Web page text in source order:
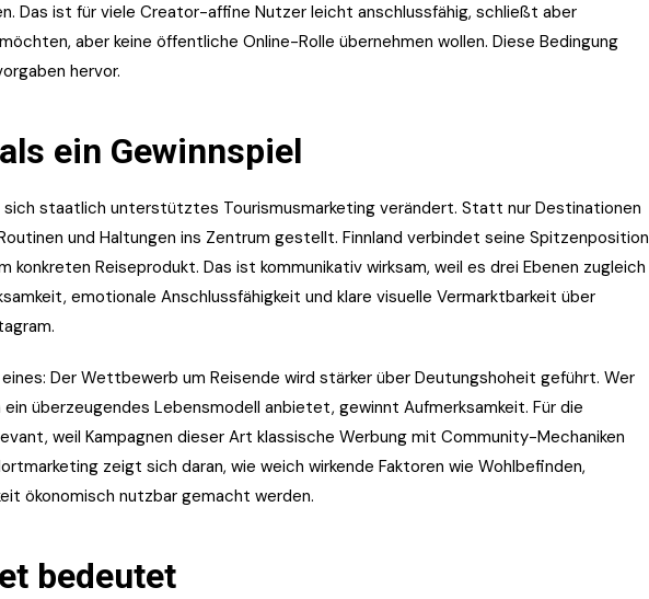
Das ist für viele Creator-affine Nutzer leicht anschlussfähig, schließt aber
aber keine öffentliche Online-Rolle übernehmen wollen. Diese Bedingung
hervor.
ein Gewinnspiel
staatlich unterstütztes Tourismusmarketing verändert. Statt nur Destinationen
und Haltungen ins Zentrum gestellt. Finnland verbindet seine Spitzenposition
konkreten Reiseprodukt. Das ist kommunikativ wirksam, weil es drei Ebenen zugleich
emotionale Anschlussfähigkeit und klare visuelle Vermarktbarkeit über
Der Wettbewerb um Reisende wird stärker über Deutungshoheit geführt. Wer
überzeugendes Lebensmodell anbietet, gewinnt Aufmerksamkeit. Für die
weil Kampagnen dieser Art klassische Werbung mit Community-Mechaniken
zeigt sich daran, wie weich wirkende Faktoren wie Wohlbefinden,
ökonomisch nutzbar gemacht werden.
bedeutet